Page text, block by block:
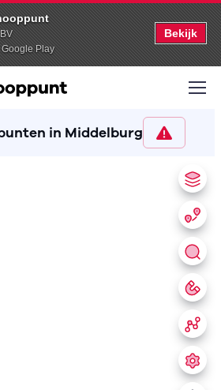
Google Play
Bekijk
in Middelburg